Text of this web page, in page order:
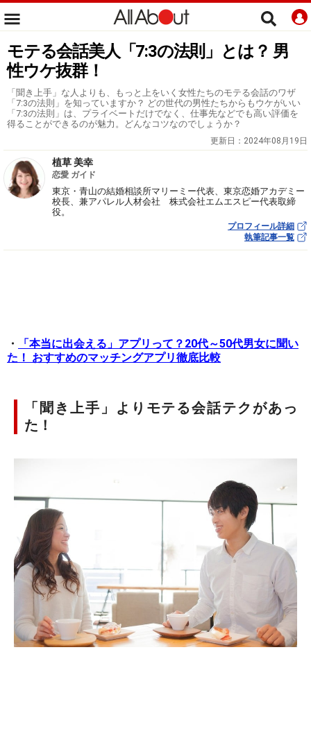
モテる会話美人「7:3の法則」とは？ 男
性ウケ抜群！
「聞き上手」な人よりも、もっと上をいく女性たちのモテる会話のワザ
「7:3の法則」を知っていますか？ どの世代の男性たちからもウケがいい
「7:3の法則」は、プライベートだけでなく、仕事先などでも高い評価を
得ることができるのが魅力。どんなコツなのでしょうか？
更新日： 2024年08月19日
植草 美幸
恋愛 ガイド
東京・青山の結婚相談所マリーミー代表、東京恋婚アカデミー
校長、兼アパレル人材会社 株式会社エムエスピー代表取締
役。
プロフィール詳細
執筆記事一覧
・
「本当に出会える」アプリって？20代～50代男女に聞い
た！ おすすめのマッチングアプリ徹底比較
「聞き上手」よりモテる会話テクがあっ
た！